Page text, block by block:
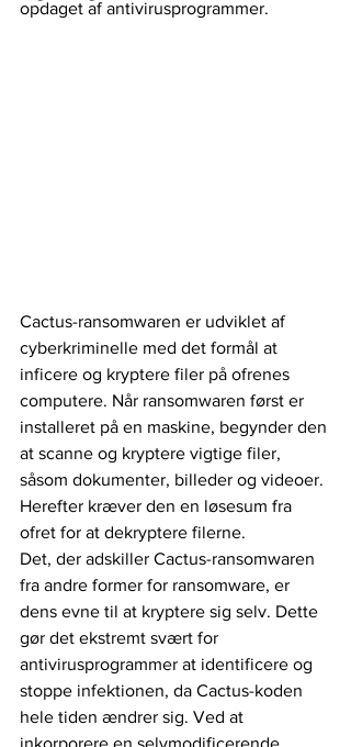
opdaget af antivirusprogrammer.
Cactus-ransomwaren er udviklet af
cyberkriminelle med det formål at
inficere og kryptere filer på ofrenes
computere. Når ransomwaren først er
installeret på en maskine, begynder den
at scanne og kryptere vigtige filer,
såsom dokumenter, billeder og videoer.
Herefter kræver den en løsesum fra
ofret for at dekryptere filerne.
Det, der adskiller Cactus-ransomwaren
fra andre former for ransomware, er
dens evne til at kryptere sig selv. Dette
gør det ekstremt svært for
antivirusprogrammer at identificere og
stoppe infektionen, da Cactus-koden
hele tiden ændrer sig. Ved at
inkorporere en selvmodificerende